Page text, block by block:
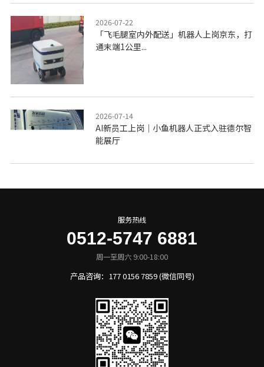
2026-07-22
「飞毛腿室内外配送」机器人上岗京东，打
通末端1公里...
2026-07-14
AI新员工上岗｜小鱼机器人正式入驻德尔智
能展厅
服务热线
0512-5747 6881
周一至周六 9:00-18:00
产品咨询：177 0156 7859 (微信同号)